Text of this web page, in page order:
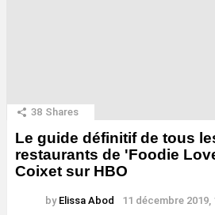
38 Shares
Le guide définitif de tous
restaurants de 'Foodie
Coixet sur HBO
by Elissa Abod 11 décembre 2019,